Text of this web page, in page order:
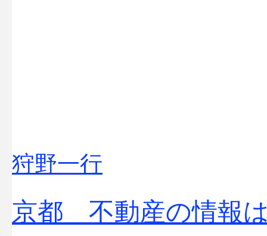
狩野一行
京都 不動産の情報